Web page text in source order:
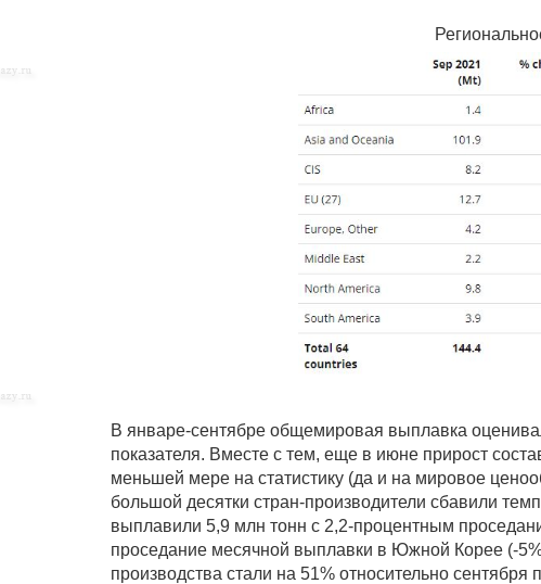
В январе-сентябре общемировая выплавка
показателя. Вместе с тем, еще в июне прирост
меньшей мере на статистику (да и на мировое
большой десятки стран-производители сбавили
выплавили 5,9 млн тонн с 2,2-процентным
проседание месячной выплавки в Южной Корее (-
производства стали на 51% относительно